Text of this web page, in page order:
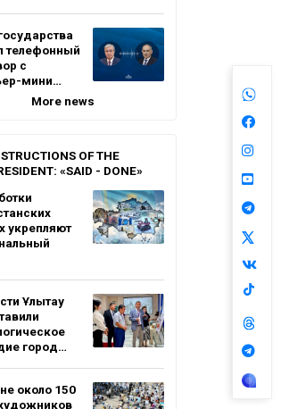
телефонный
с
мини…
More news
OF THE
«SAID - DONE»
укрепляют
Ұлытау
город…
около 150